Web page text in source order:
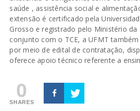
saúde , assistência social e
extensão é certificado pela
Grosso e registrado pelo Ministério da
conjunto com o TCE, a UFMT
por meio de edital de contratação,
oferece apoio técnico referente a
0
SHARES